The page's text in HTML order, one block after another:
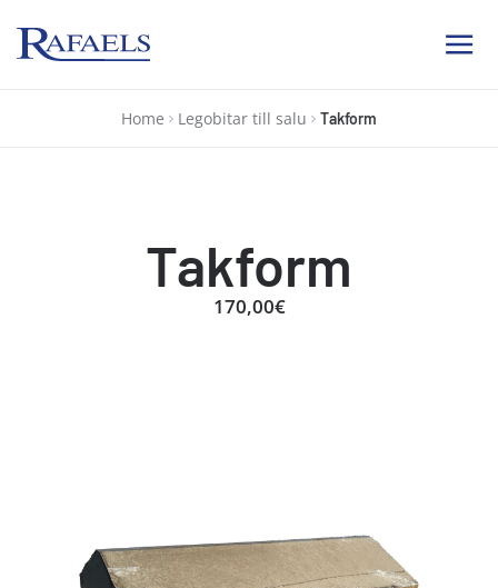
Ab Rafael
Home Legobitar till salu Takform
Takform
170,00€